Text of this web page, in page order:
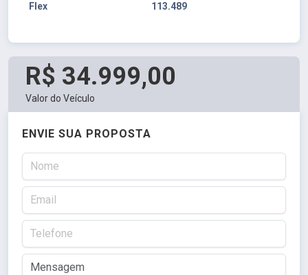
Flex 113.489
R$ 34.999,00
Valor do Veículo
ENVIE SUA PROPOSTA